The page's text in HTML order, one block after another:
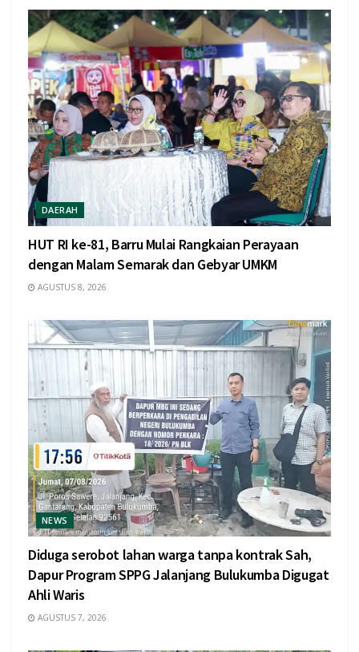
DAERAH
HUT RI ke-81, Barru Mulai Rangkaian Perayaan
dengan Malam Semarak dan Gebyar UMKM
AGUSTUS 8, 2026
NEWS
Diduga serobot lahan warga tanpa kontrak Sah,
Dapur Program SPPG Jalanjang Bulukumba Digugat
Ahli Waris
AGUSTUS 7, 2026